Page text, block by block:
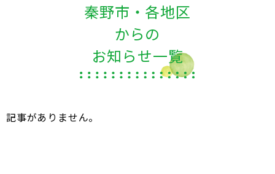
秦野市・各地区
からの
お知らせ一覧
記事がありません。